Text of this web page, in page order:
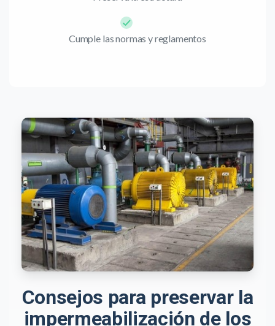
Cumple las normas y reglamentos
Consejos para preservar la
impermeabilización de los